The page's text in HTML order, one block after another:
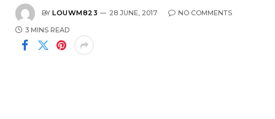
BY LOUWM823 28 JUNE, 2017 NO COMMENTS
3 MINS READ